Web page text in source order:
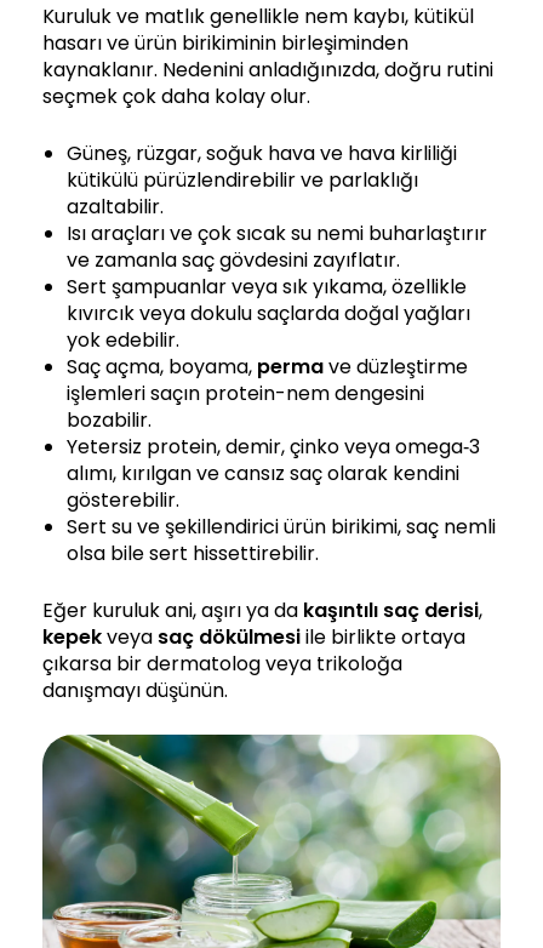
Kuruluk ve matlık genellikle nem kaybı, kütikül
hasarı ve ürün birikiminin birleşiminden
kaynaklanır. Nedenini anladığınızda, doğru rutini
seçmek çok daha kolay olur.
Güneş, rüzgar, soğuk hava ve hava kirliliği
kütikülü pürüzlendirebilir ve parlaklığı
azaltabilir.
Isı araçları ve çok sıcak su nemi buharlaştırır
ve zamanla saç gövdesini zayıflatır.
Sert şampuanlar veya sık yıkama, özellikle
kıvırcık veya dokulu saçlarda doğal yağları
yok edebilir.
Saç açma, boyama, permave düzleştirme
işlemleri saçın protein-nem dengesini
bozabilir.
Yetersiz protein, demir, çinko veya omega‑3
alımı, kırılgan ve cansız saç olarak kendini
gösterebilir.
Sert su ve şekillendirici ürün birikimi, saç nemli
olsa bile sert hissettirebilir.
Eğer kuruluk ani, aşırı ya da kaşıntılı saç derisi,
kepekveya saç dökülmesiile birlikte ortaya
çıkarsa bir dermatolog veya trikoloğa
danışmayı düşünün.